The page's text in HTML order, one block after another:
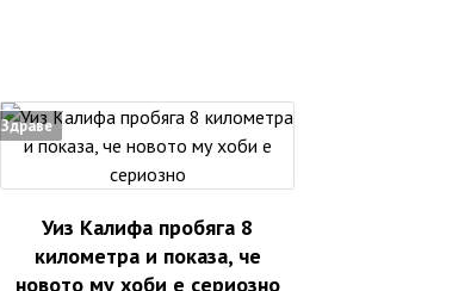
Здраве
Уиз Калифа пробяга 8
километра и показа, че
новото му хоби е сериозно